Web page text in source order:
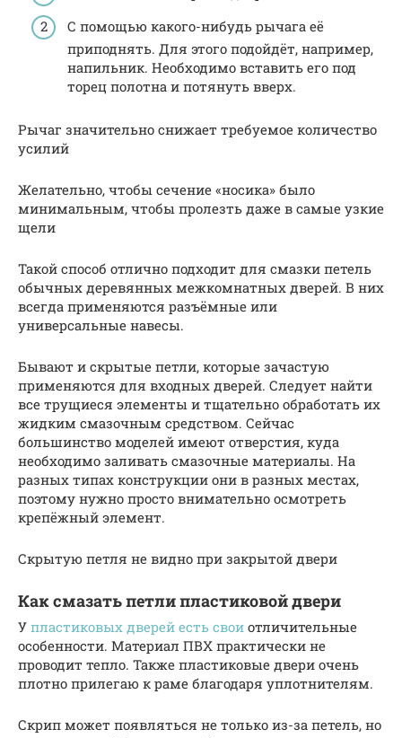
С помощью какого-нибудь рычага её
приподнять. Для этого подойдёт, например,
напильник. Необходимо вставить его под
торец полотна и потянуть вверх.
Рычаг значительно снижает требуемое количество
усилий
Желательно, чтобы сечение «носика» было
минимальным, чтобы пролезть даже в самые узкие
щели
Такой способ отлично подходит для смазки петель
обычных деревянных межкомнатных дверей. В них
всегда применяются разъёмные или
универсальные навесы.
Бывают и скрытые петли, которые зачастую
применяются для входных дверей. Следует найти
все трущиеся элементы и тщательно обработать их
жидким смазочным средством. Сейчас
большинство моделей имеют отверстия, куда
необходимо заливать смазочные материалы. На
разных типах конструкции они в разных местах,
поэтому нужно просто внимательно осмотреть
крепёжный элемент.
Скрытую петля не видно при закрытой двери
Как смазать петли пластиковой двери
У пластиковых дверей есть свои отличительные
особенности. Материал ПВХ практически не
проводит тепло. Также пластиковые двери очень
плотно прилегаю к раме благодаря уплотнителям.
Скрип может появляться не только из-за петель, но